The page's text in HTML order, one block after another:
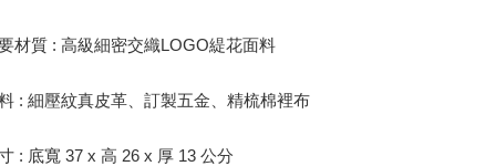
材質 : 高級細密交織LOGO緹花面料
: 細壓紋真皮革、訂製五金、精梳棉裡布
: 底寬 37 x 高 26 x 厚 13 公分